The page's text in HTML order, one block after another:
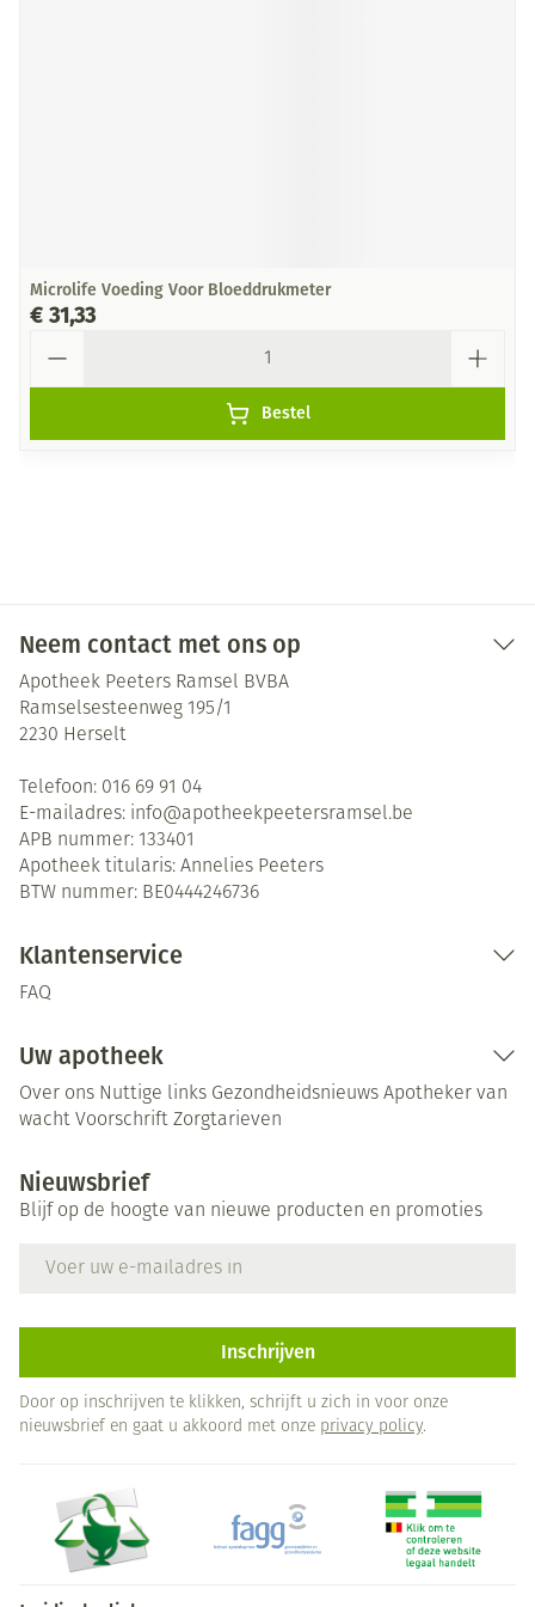
Microlife Voeding Voor Bloeddrukmeter
€ 31,33
Bestel
Neem contact met ons op
Apotheek Peeters Ramsel BVBA
Ramselsesteenweg 195/1
2230 Herselt
Telefoon: 016 69 91 04
E-mailadres: info@apotheekpeetersramsel.be
APB nummer: 133401
Apotheek titularis: Annelies Peeters
BTW nummer: BE0444246736
Klantenservice
FAQ
Uw apotheek
Over ons Nuttige links Gezondheidsnieuws Apotheker van
wacht Voorschrift Zorgtarieven
Nieuwsbrief
Blijf op de hoogte van nieuwe producten en promoties
Inschrijven
Door op inschrijven te klikken, schrijft u zich in voor onze
nieuwsbrief en gaat u akkoord met onze privacy policy.